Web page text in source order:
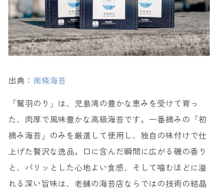
出典： 南條海苔
「鷲羽のり」は、児島湾の豊かな恵みを受けて育っ
た、肉厚で風味豊かな高級海苔です。一番摘みの「初
摘み海苔」のみを厳選して使用し、独自の味付けで仕
上げた贅沢な逸品。口に含んだ瞬間に広がる磯の香り
と、パリッとした心地よい食感、そして噛むほどに溢
れる深い旨味は、老舗の海苔店ならではの技術の結晶